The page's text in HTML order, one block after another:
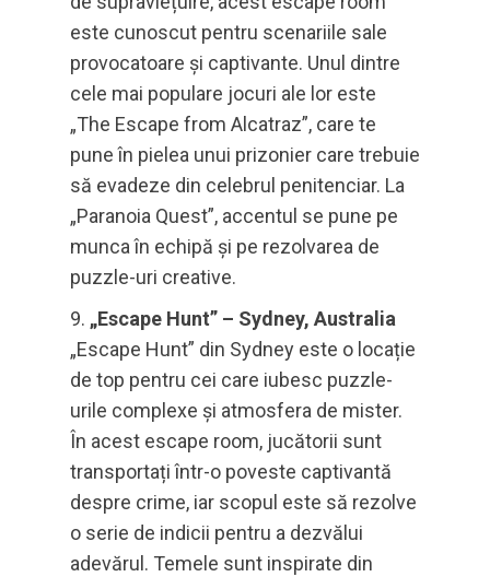
este cunoscut pentru scenariile sale
provocatoare și captivante. Unul dintre
cele mai populare jocuri ale lor este
„The Escape from Alcatraz”, care te
pune în pielea unui prizonier care trebuie
să evadeze din celebrul penitenciar. La
„Paranoia Quest”, accentul se pune pe
munca în echipă și pe rezolvarea de
puzzle-uri creative.
„Escape Hunt” – Sydney, Australia
„Escape Hunt” din Sydney este o locație
de top pentru cei care iubesc puzzle-
urile complexe și atmosfera de mister.
În acest escape room, jucătorii sunt
transportați într-o poveste captivantă
despre crime, iar scopul este să rezolve
o serie de indicii pentru a dezvălui
adevărul. Temele sunt inspirate din